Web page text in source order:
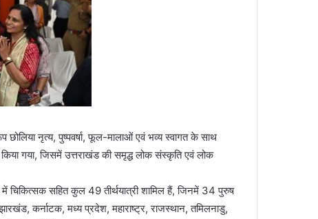
नृत्य, पुष्पवर्षा, फूल-मालाओं एवं भव्य स्वागत के साथ
गया, जिसमें उत्तराखंड की समृद्ध लोक संस्कृति एवं लोक
चिकित्सक सहित कुल 49 तीर्थयात्री शामिल हैं, जिनमें 34 पुरुष
कर्नाटक, मध्य प्रदेश, महाराष्ट्र, राजस्थान, तमिलनाडु,